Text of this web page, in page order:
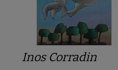
Inos Corradin